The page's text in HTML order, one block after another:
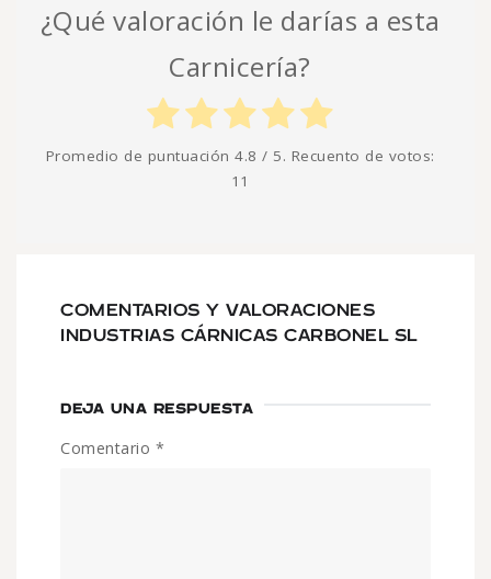
¿Qué valoración le darías a esta
Carnicería?
Promedio de puntuación 4.8 / 5. Recuento de votos:
11
COMENTARIOS Y VALORACIONES
INDUSTRIAS CÁRNICAS CARBONEL SL
DEJA UNA RESPUESTA
Comentario *